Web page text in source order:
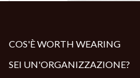
COS'È WORTH WEARING
SEI UN'ORGANIZZAZIONE?